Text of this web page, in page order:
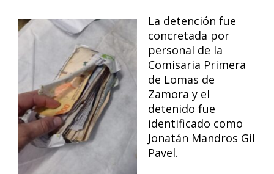
La detención fue
concretada por
personal de la
Comisaria Primera
de Lomas de
Zamora y el
detenido fue
identificado como
Jonatán Mandros Gil
Pavel.